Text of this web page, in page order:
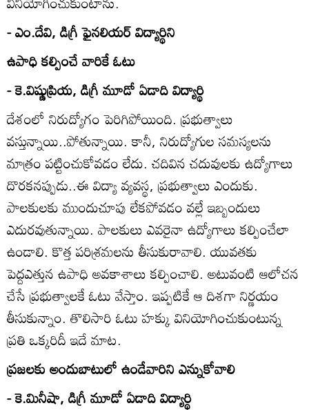
- ఎం.దేవి, డిగ్రీ ఫైనలియర్‌ విద్యార్థిని
ఉపాధి కల్పించే వారికే ఓటు
- కె.విష్ణుప్రియ, డిగ్రీ మూడో ఏడాది విద్యార్థి
దేశంలో నిరుద్యోగం పెరిగిపోయింది. ప్రభుత్వాలు
వస్తున్నాయి..పోతున్నాయి. కానీ, నిరుద్యోగుల సమస్యలను
మాత్రం పట్టించుకోవడం లేదు. చదివిన చదువులకు ఉద్యోగాలు
దొరకనప్పుడు..ఈ విద్యా వ్యవస్థ, ప్రభుత్వాలు ఎందుకు.
పాలకులకు ముందుచూపు లేకపోవడం వల్లే ఇబ్బందులు
ఎదురవుతున్నాయి. పాలకులు ఎవరైనా ఉద్యోగాలు కల్పించేలా
ఉండాలి. కొత్త పరిశ్రమలను తీసుకురావాలి. యువతకు
పెద్దఎత్తున ఉపాధి అవకాశాలు కల్పించాలి. అటువంటి ఆలోచన
చేసే ప్రభుత్వాలకే ఓటు వేస్తాం. ఇప్పటికే ఆ దిశగా నిర్ణయం
తీసుకున్నాం. తొలిసారి ఓటు హక్కు వినియోగించుకుంటున్న
ప్రతి ఒక్కరిదీ ఇదే మాట.
ప్రజలకు అందుబాటులో ఉండేవారిని ఎన్నుకోవాలి
- కె.మినీషా, డిగ్రీ మూడో ఏడాది విద్యార్థి